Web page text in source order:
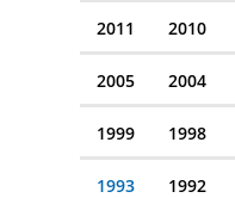
2011 2010
2005 2004
1999 1998
1993 1992